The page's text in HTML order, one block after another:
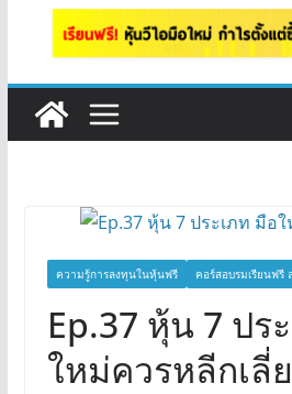
ความรู้การลงทุนในหุ้นฟรี คอร์สอบรมเรียนฟรี
Ep.37 หุ้น 7 ปร
ใหม่ควรหลีกเลี่